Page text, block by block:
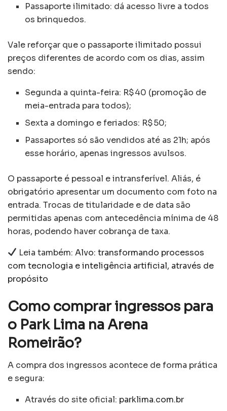
Passaporte ilimitado: dá acesso livre a todos
os brinquedos.
Vale reforçar que o passaporte ilimitado possui
preços diferentes de acordo com os dias, assim
sendo:
Segunda a quinta-feira: R$ 40 (promoção de
meia-entrada para todos);
Sexta a domingo e feriados: R$ 50;
Passaportes só são vendidos até as 21h; após
esse horário, apenas ingressos avulsos.
O passaporte é pessoal e intransferível. Aliás, é
obrigatório apresentar um documento com foto na
entrada. Trocas de titularidade e de data são
permitidas apenas com antecedência mínima de 48
horas, podendo haver cobrança de taxa.
Leia também:Alvo: transformando processos
com tecnologia e inteligência artificial, através de
propósito
Como comprar ingressos para
o Park Lima na Arena
Romeirão?
A compra dos ingressos acontece de forma prática
e segura:
Através do site oficial: parklima.com.br